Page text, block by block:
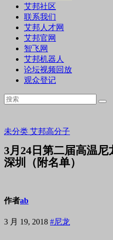
艾邦社区
联系我们
艾邦人才网
艾邦官网
智飞网
艾邦机器人
论坛视频回放
观众登记
未分类 艾邦高分子
3月24日第二届高温
深圳（附名单）
作者ab
3 月 19, 2018 #尼龙